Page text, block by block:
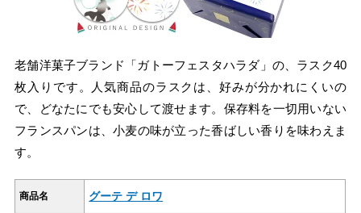
老舗洋菓子ブランド「ガトーフェスタハラダ」の、ラスク40
枚入りです。人気商品のラスクは、好みが分かれにくいの
で、どなたにでも安心して渡せます。保存料を一切用いない
フランスパンは、小麦の味が立った香ばしい香りを味わえま
す。
商品名 グーテ デ ロワ